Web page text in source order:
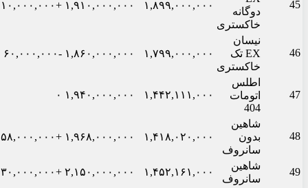
45
دوگانه
خاکستری
۱,۸۹۹,۰۰۰,۰۰۰ ۱,۹۱۰,۰۰۰,۰۰۰ +۱۰,۰۰۰,۰۰۰
46
نیسان
EX تک
خاکستری
۱,۷۹۹,۰۰۰,۰۰۰ ۱,۸۶۰,۰۰۰,۰۰۰ -۶۰,۰۰۰,۰۰۰
47
اطلس
اتومات
404
۱,۴۴۲,۱۱۱,۰۰۰ ۱,۹۴۰,۰۰۰,۰۰۰ ۰
48
شاهین
بدون
سانروف
۱,۴۱۸,۰۲۰,۰۰۰ ۱,۹۶۸,۰۰۰,۰۰۰ +۵۸,۰۰۰,۰۰۰
49
شاهین
سانروف
۱,۴۵۲,۱۶۱,۰۰۰ ۲,۱۵۰,۰۰۰,۰۰۰ +۳۰,۰۰۰,۰۰۰